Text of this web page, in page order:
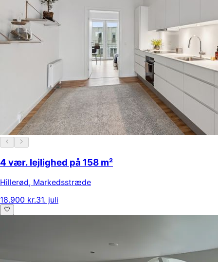
4 vær. lejlighed på 158 m²
Hillerød, Markedsstræde
18.900 kr.31. juli